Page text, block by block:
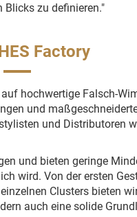
Blicks zu definieren."
Factory
hochwertige Falsch-
und
und Distributoren
und bieten geringe
wird. Von der ersten
Clusters bieten
auch eine solide